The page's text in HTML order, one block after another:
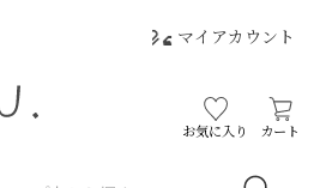
マイアカウント
お気に入り カート